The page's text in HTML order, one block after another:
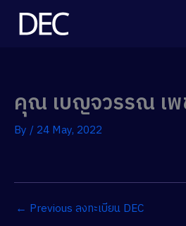
Skip
คุณ เบญจวรรณ เ
By / 24 May, 2022
← Previous ลงทะเบียน DEC